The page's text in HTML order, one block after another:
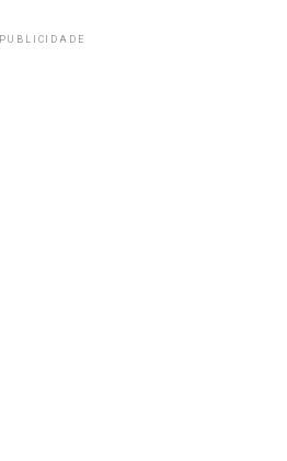
PUBLICIDADE